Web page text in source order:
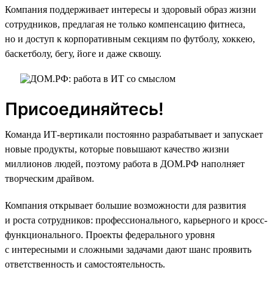
Компания поддерживает интересы и здоровый образ жизни
сотрудников, предлагая не только компенсацию фитнеса,
но и доступ к корпоративным секциям по футболу, хоккею,
баскетболу, бегу, йоге и даже сквошу.
Присоединяйтесь!
Команда ИТ-вертикали постоянно разрабатывает и запускает
новые продукты, которые повышают качество жизни
миллионов людей, поэтому работа в ДОМ.РФ наполняет
творческим драйвом.
Компания открывает большие возможности для развития
и роста сотрудников: профессионального, карьерного и кросс-
функционального. Проекты федерального уровня
с интересными и сложными задачами дают шанс проявить
ответственность и самостоятельность.